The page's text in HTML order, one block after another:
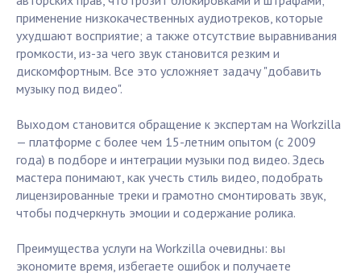
применение низкокачественных аудиотреков, которые
ухудшают восприятие; а также отсутствие выравнивания
громкости, из-за чего звук становится резким и
дискомфортным. Все это усложняет задачу "добавить
музыку под видео".
Выходом становится обращение к экспертам на Workzilla
— платформе с более чем 15-летним опытом (с 2009
года) в подборе и интеграции музыки под видео. Здесь
мастера понимают, как учесть стиль видео, подобрать
лицензированные треки и грамотно смонтировать звук,
чтобы подчеркнуть эмоции и содержание ролика.
Преимущества услуги на Workzilla очевидны: вы
экономите время, избегаете ошибок и получаете